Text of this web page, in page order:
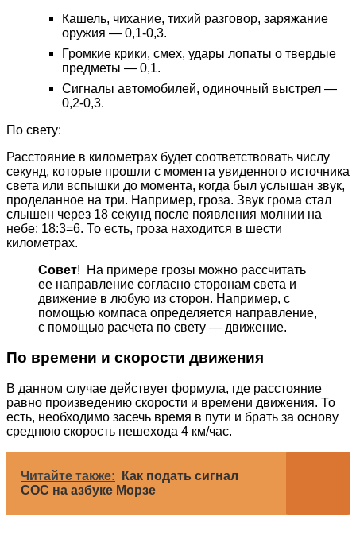
Кашель, чихание, тихий разговор, заряжание
оружия — 0,1-0,3.
Громкие крики, смех, удары лопаты о твердые
предметы — 0,1.
Сигналы автомобилей, одиночный выстрел —
0,2-0,3.
По свету:
Расстояние в километрах будет соответствовать числу
секунд, которые прошли с момента увиденного источника
света или вспышки до момента, когда был услышан звук,
проделанное на три. Например, гроза. Звук грома стал
слышен через 18 секунд после появления молнии на
небе: 18:3=6. То есть, гроза находится в шести
километрах.
Совет! На примере грозы можно рассчитать
ее направление согласно сторонам света и
движение в любую из сторон. Например, с
помощью компаса определяется направление,
с помощью расчета по свету — движение.
По времени и скорости движения
В данном случае действует формула, где расстояние
равно произведению скорости и времени движения. То
есть, необходимо засечь время в пути и брать за основу
среднюю скорость пешехода 4 км/час.
Читайте также:
Как подать сигнал
СОС на азбуке Морзе